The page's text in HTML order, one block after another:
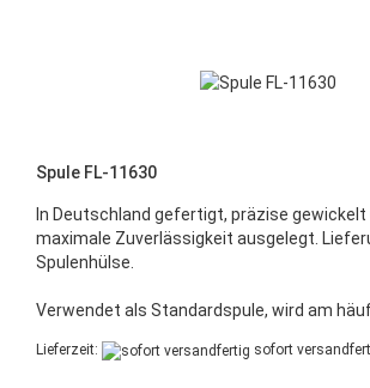
Spule FL-11630
In Deutschland gefertigt, präzise gewickelt
maximale Zuverlässigkeit ausgelegt.
Spulenhülse.
Verwendet als Standardspule, wird am
Lieferzeit: sofort